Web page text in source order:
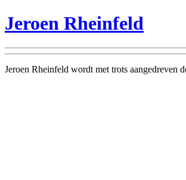
Jeroen Rheinfeld
Jeroen Rheinfeld wordt met trots aangedreven